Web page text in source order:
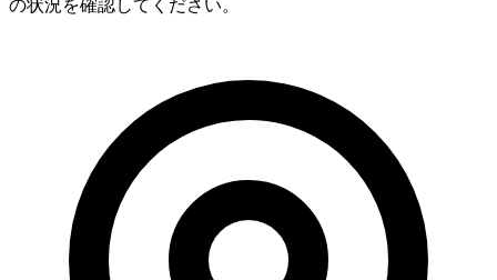
の状況を確認してください。